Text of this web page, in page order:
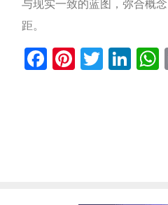
与现实一致的蓝图，弥合概
距。
Facebook